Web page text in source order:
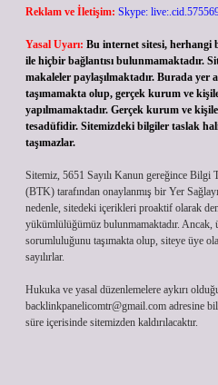
Reklam ve İletişim: Skype:
Yasal Uyarı: Bu internet sitesi, herhangi
ile hiçbir bağlantısı bulunmamaktadır.
makaleler paylaşılmaktadır. Burada yer
taşımamakta olup, gerçek kurum ve
yapılmamaktadır. Gerçek kurum ve
tesadüfidir. Sitemizdeki bilgiler taslak
taşımazlar.
Sitemiz, 5651 Sayılı Kanun gereğince
(BTK) tarafından onaylanmış bir Yer
nedenle, sitedeki içerikleri proaktif olarak
yükümlülüğümüz bulunmamaktadır. Ancak,
sorumluluğunu taşımakta olup, siteye üye
sayılırlar.
Hukuka ve yasal düzenlemelere aykırı
backlinkpanelicomtr@gmail.com adresine
süre içerisinde sitemizden kaldırılacaktır.